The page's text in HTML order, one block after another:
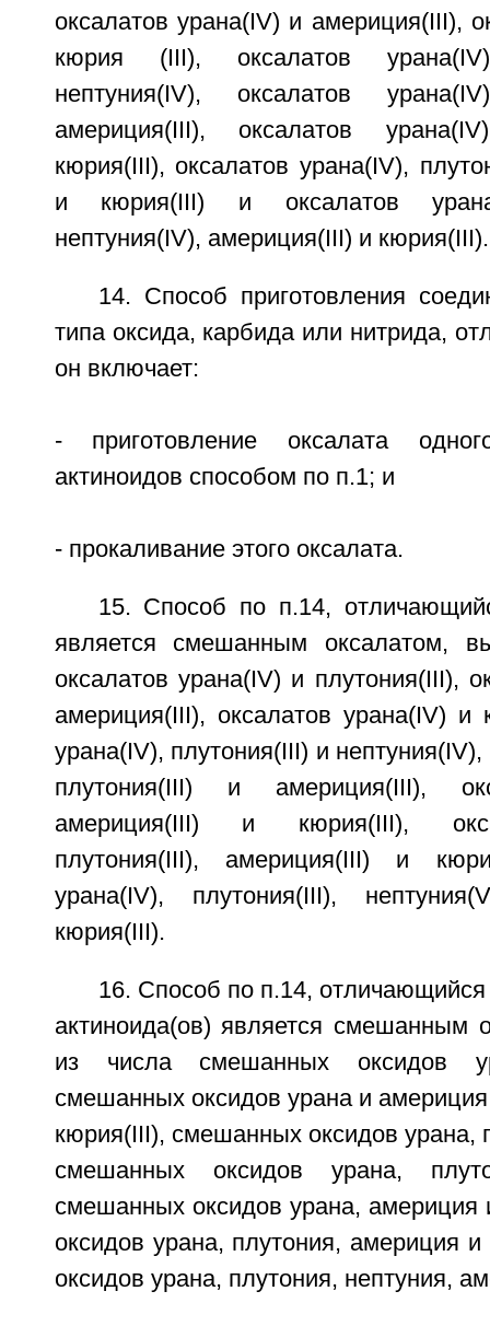
оксалатов урана(IV) и америция(III),
кюрия (III), оксалатов
нептуния(IV), оксалатов
америция(III), оксалатов
кюрия(III), оксалатов урана(IV),
и кюрия(III) и оксалатов
нептуния(IV), америция(III) и кюрия(III).
14. Способ приготовления
типа оксида, карбида или нитрида,
он включает:
- приготовление оксалата
актиноидов способом по п.1; и
- прокаливание этого оксалата.
15. Способ по п.14,
является смешанным оксалатом,
оксалатов урана(IV) и плутония(III),
америция(III), оксалатов урана(IV) и
урана(IV), плутония(III) и
плутония(III) и америция(III),
америция(III) и кюрия(III),
плутония(III), америция(III) и
урана(IV), плутония(III),
кюрия(III).
16. Способ по п.14, отличающийся
актиноида(ов) является смешанным
из числа смешанных оксидов
смешанных оксидов урана и
кюрия(III), смешанных оксидов урана,
смешанных оксидов урана,
смешанных оксидов урана,
оксидов урана, плутония, америция
оксидов урана, плутония, нептуния,